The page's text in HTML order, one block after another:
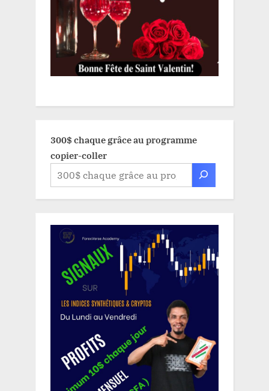
300$ chaque grâce au programme
copier-coller